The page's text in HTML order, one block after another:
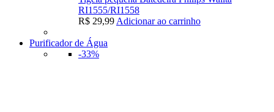
RI1555/RI1558
R$ 29,99 Adicionar ao carrinho
Purificador de Água
-33%